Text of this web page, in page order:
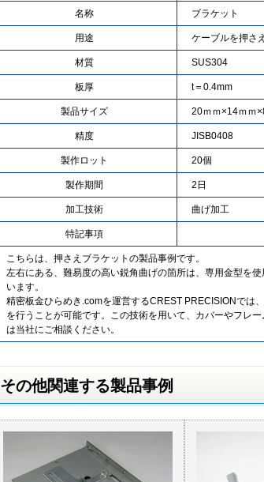
名称 ブラケット
用途 ケーブルを押さ
材質 SUS304
板厚 t＝0.4mm
製品サイズ 20ｍｍ×14ｍｍ
精度 JISB0408
製作ロット 20個
製作期間 2日
加工技術 曲げ加工
特記事項
こちらは、押さえブラケットの製品事例です。
左右にある、難易度の高い鋭角曲げの箇所は、専用金型を
います。
精密板金ひらめき.comを運営するCREST PRECISIONでは
を行うことが可能です。この技術を用いて、カバーやフレ
は当社にご相談ください。
その他関連する製品事例